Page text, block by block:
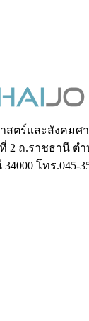
สตร์และสังคมศ
2 ถ.ราชธานี ตำ
โทร.045-